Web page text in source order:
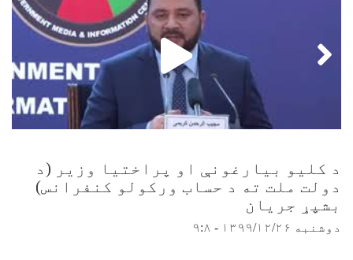
د کليو بیارغونې او پراختیا وزیر (د
دولت ملت ته د حساب ورکولو کنفرانس)
بشپړ جریان
دوشنبه ۱۳۹۹/۱۲/۲۶ - ۹:۸